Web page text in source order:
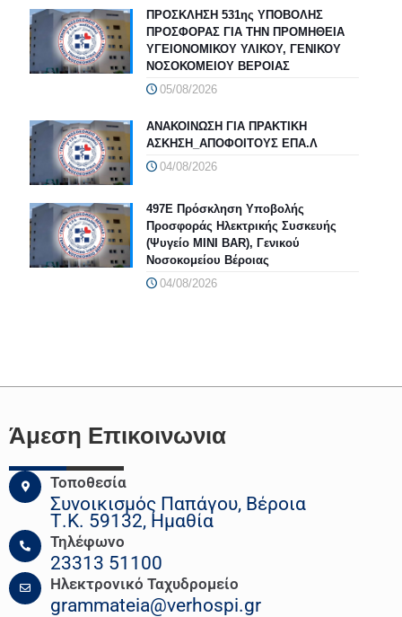
ΠΡΟΣΚΛΗΣΗ 531ης ΥΠΟΒΟΛΗΣ
ΠΡΟΣΦΟΡΑΣ ΓΙΑ ΤΗΝ ΠΡΟΜΗΘΕΙΑ
ΥΓΕΙΟΝΟΜΙΚΟΥ ΥΛΙΚΟΥ, ΓΕΝΙΚΟΥ
ΝΟΣΟΚΟΜΕΙΟΥ ΒΕΡΟΙΑΣ
05/08/2026
ΑΝΑΚΟΙΝΩΣΗ ΓΙΑ ΠΡΑΚΤΙΚΗ
ΑΣΚΗΣΗ_ΑΠΟΦΟΙΤΟΥΣ ΕΠΑ.Λ
04/08/2026
497Ε Πρόσκληση Υποβολής
Προσφοράς Ηλεκτρικής Συσκευής
(Ψυγείο MINI BAR), Γενικού
Νοσοκομείου Βέροιας
04/08/2026
Άμεση Επικοινωνια
Τοποθεσία
Συνοικισμός Παπάγου, Βέροια
Τ.Κ. 59132, Ημαθία
Τηλέφωνο
23313 51100
Ηλεκτρονικό Ταχυδρομείο
grammateia@verhospi.gr